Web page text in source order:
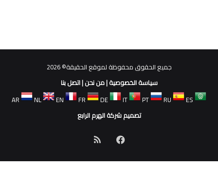
جميع الحقوق محفوظة لموقع الحقيقة© 2026
سياسة الخصوصية|من نحن|اتصل بنا
AR
NL EN FR DE IT PT RU
ES
تصميم شركة الهرم الرابع
فيسبوكملخص
الموقع